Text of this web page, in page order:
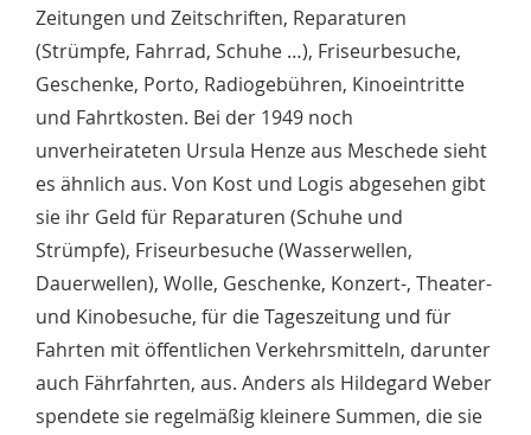
Zeitungen und Zeitschriften, Reparaturen
(Strümpfe, Fahrrad, Schuhe …), Friseurbesuche,
Geschenke, Porto, Radiogebühren, Kinoeintritte
und Fahrtkosten. Bei der 1949 noch
unverheirateten Ursula Henze aus Meschede sieht
es ähnlich aus. Von Kost und Logis abgesehen gibt
sie ihr Geld für Reparaturen (Schuhe und
Strümpfe), Friseurbesuche (Wasserwellen,
Dauerwellen), Wolle, Geschenke, Konzert-, Theater-
und Kinobesuche, für die Tageszeitung und für
Fahrten mit öffentlichen Verkehrsmitteln, darunter
auch Fährfahrten, aus. Anders als Hildegard Weber
spendete sie regelmäßig kleinere Summen, die sie